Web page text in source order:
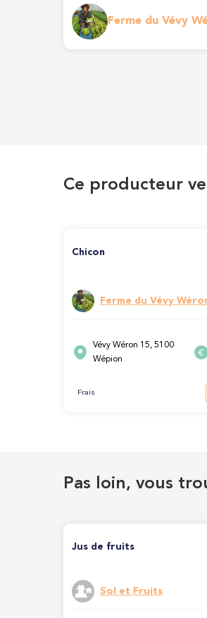
Ferme du Vévy
Ce producteur
Chicon
Ferme du Vévy
Vévy Wéron 15, 5100
Wépion
Frais
Pas loin, vous
Jus de fruits
Sol et Fruits